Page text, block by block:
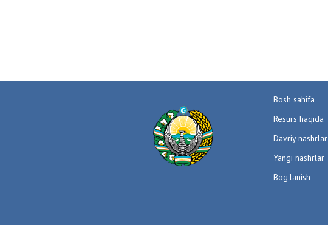
Bosh sahifa
Resurs haqida
Davriy nashrlar
Yangi nashrlar
Bog'lanish